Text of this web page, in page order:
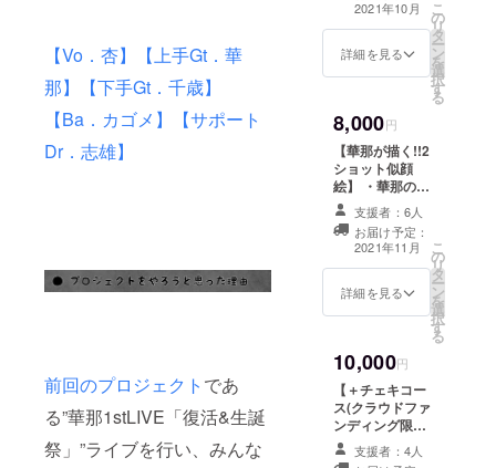
【Vo．杏】【上手Gt．華
那】
【下手Gt．千歳】
【Ba．カゴメ】
【サポート
Dr．志雄】
前回のプロジェクト であ
る”華那1stLIVE「復活&生誕
祭」”ライブを行い、みんな
イジェスト&各
ツアー先でのメ
ンバーのオフ
ります。 ※送料
込みの金額で
す。 ※このリ
ターンにつきま
しては商品の発
送を持って完了
となります。
2021年10月
詳細を見る
こ
の
リ
タ
ー
ン
を
選
択
す
る
8,000円
【華那が描く!!2
ショット似顔
絵】 ・華那の髪
の毛や色の指定
も可能!! ・ご希
望の方にはサイ
ンやメッセー
ジ、お名前も記
入します!! ※クラ
送ってもらうた
めの案内をメー
ルにて送信しま
す。 ※2ショット
似顔絵は色紙に
描いてお届けし
支援者：6人
お届け予定：
2021年11月
詳細を見る
こ
の
リ
タ
ー
ン
を
選
択
す
る
10,000円
【＋チェキコー
ス(クラウドファ
ンディング限定
チェキ入り)】 ・
クラウドファン
支援者：4人